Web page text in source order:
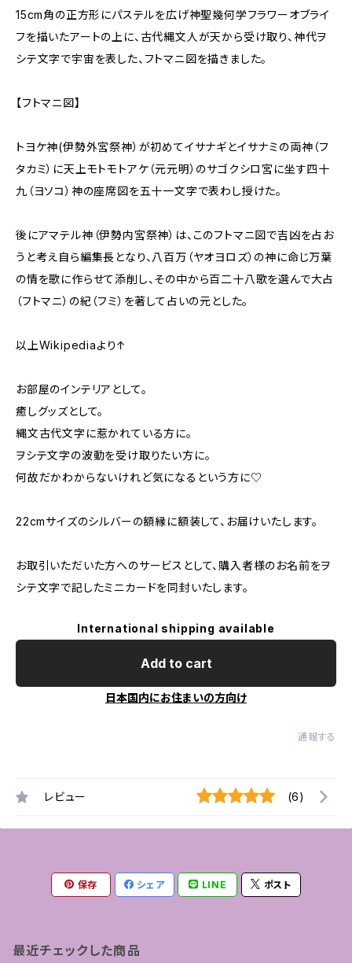
15cm角の正方形にパステルを広げ神聖幾何学フラワーオブライ
フを描いたアートの上に、古代縄文人が天から受け取り、神代ヲ
シテ文字で宇宙を表した、フトマニ図を描きました。
【フトマニ図】
トヨケ神(伊勢外宮祭神）が初めてイサナギとイサナミの両神（フ
タカミ）に天上モトモトアケ（元元明）のサゴクシロ宮に坐す四十
九（ヨソコ）神の座席図を五十一文字で表わし授けた。
後にアマテル神（伊勢内宮祭神）は、このフトマニ図で吉凶を占お
うと考え自ら編集長となり、八百万（ヤオヨロズ）の神に命じ万葉
の情を歌に作らせて添削し、その中から百二十八歌を選んで大占
（フトマニ）の紀（フミ）を著して占いの元とした。
以上Wikipediaより↑
お部屋のインテリアとして。
癒しグッズとして。
縄文古代文字に惹かれている方に。
ヲシテ文字の波動を受け取りたい方に。
何故だかわからないけれど気になるという方に♡
22cmサイズのシルバーの額縁に額装して、お届けいたします。
お取引いただいた方へのサービスとして、購入者様のお名前をヲ
シテ文字で記したミニカードを同封いたします。
International shipping available
Add to cart
日本国内にお住まいの方向け
通報する
レビュー (6)
保存 シェア LINE ポスト
最近チェックした商品